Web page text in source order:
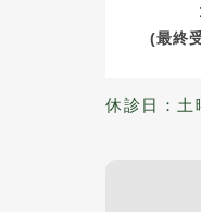
(最終
休診日：土